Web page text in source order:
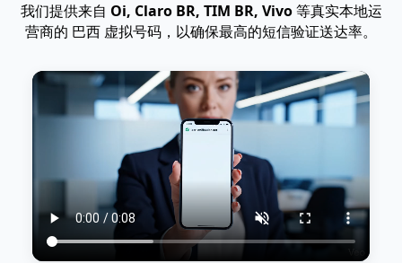
我们提供来自 Oi, Claro BR, TIM BR, Vivo等真实本地运
营商的 巴西 虚拟号码，以确保最高的短信验证送达率。